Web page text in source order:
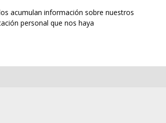
acumulan información sobre nuestros
personal que nos haya